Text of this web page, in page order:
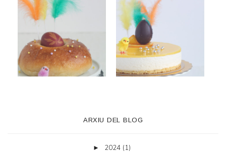
ARXIU DEL BLOG
► 2024 (1)